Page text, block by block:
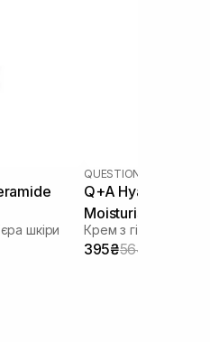
шкіри
QUESTION AND
Q+A Hyaluronic
Moisturiser 75 мл
Крем з
395₴564₴